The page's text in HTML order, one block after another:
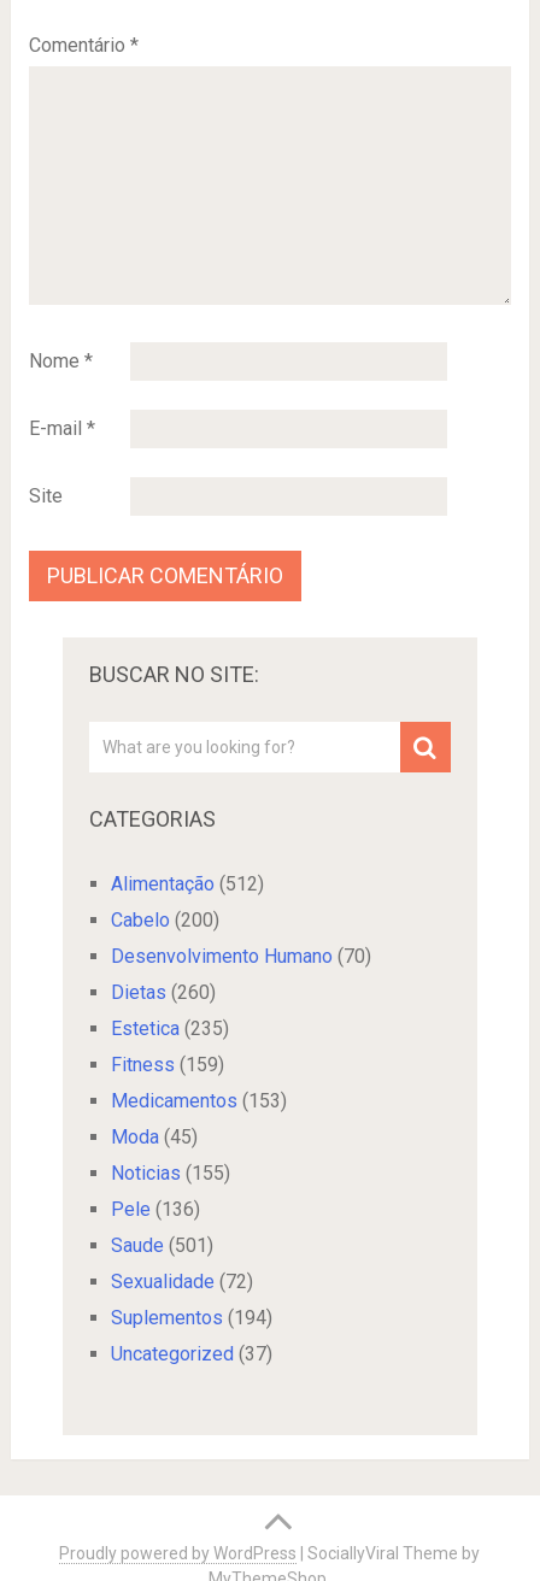
Comentário *
Nome *
E-mail *
Site
BUSCAR NO SITE:
CATEGORIAS
Alimentação (512)
Cabelo (200)
Desenvolvimento Humano (70)
Dietas (260)
Estetica(235)
Fitness (159)
Medicamentos (153)
Moda(45)
Noticias (155)
Pele (136)
Saude (501)
Sexualidade (72)
Suplementos (194)
Uncategorized (37)
Proudly powered by WordPress |SociallyViral Theme by